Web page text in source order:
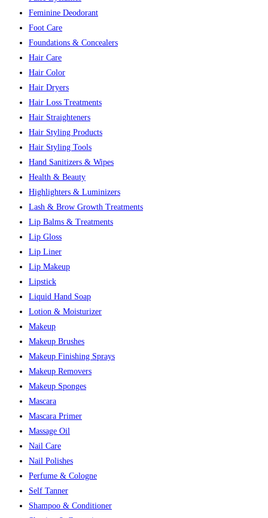
Feminine Deodorant
Foot Care
Foundations & Concealers
Hair Care
Hair Color
Hair Dryers
Hair Loss Treatments
Hair Straighteners
Hair Styling Products
Hair Styling Tools
Hand Sanitizers & Wipes
Health & Beauty
Highlighters & Luminizers
Lash & Brow Growth Treatments
Lip Balms & Treatments
Lip Gloss
Lip Liner
Lip Makeup
Lipstick
Liquid Hand Soap
Lotion & Moisturizer
Makeup
Makeup Brushes
Makeup Finishing Sprays
Makeup Removers
Makeup Sponges
Mascara
Mascara Primer
Massage Oil
Nail Care
Nail Polishes
Perfume & Cologne
Self Tanner
Shampoo & Conditioner